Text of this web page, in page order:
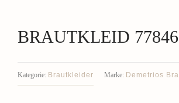
BRAUTKLEID 77846
Kategorie: Brautkleider Marke: Demetrios